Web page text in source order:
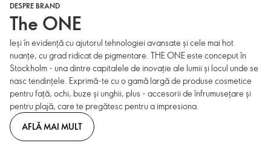
DESPRE BRAND
The ONE
Ieși în evidență cu ajutorul tehnologiei avansate și cele mai hot
nuanțe, cu grad ridicat de pigmentare. THE ONE este conceput în
Stockholm - una dintre capitalele de inovație ale lumii și locul unde se
nasc tendințele. Exprimă-te cu o gamă largă de produse cosmetice
pentru față, ochi, buze și unghii, plus - accesorii de înfrumusețare și
pentru plajă, care te pregătesc pentru a impresiona.
AFLĂ MAI MULT